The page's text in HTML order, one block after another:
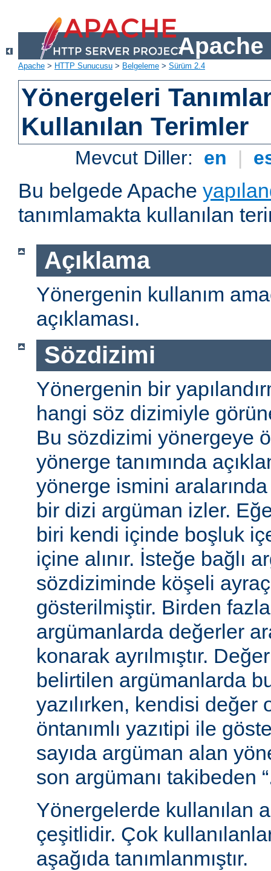
Apache
Apache > HTTP Sunucusu > Belgeleme > Sürüm 2.4
Yönergeleri
Kullanılan Terimler
Mevcut Diller: en |
Bu belgede Apache
tanımlamakta kullanılan
Açıklama
Yönergenin kullanım
açıklaması.
Sözdizimi
Yönergenin bir
hangi söz dizimiyle
Bu sözdizimi yönergeye
yönerge tanımında
yönerge ismini aralarında
bir dizi argüman izler.
biri kendi içinde boşluk
içine alınır. İsteğe bağlı
sözdiziminde köşeli
gösterilmiştir. Birden
argümanlarda değerler
konarak ayrılmıştır.
belirtilen argümanlarda
yazılırken, kendisi değer
öntanımlı yazıtipi ile
sayıda argüman alan
son argümanı takibeden
Yönergelerde kullanılan
çeşitlidir. Çok
aşağıda tanımlanmıştır.